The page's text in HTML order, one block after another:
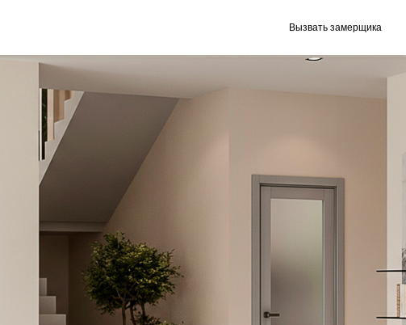
Вызвать замерщика